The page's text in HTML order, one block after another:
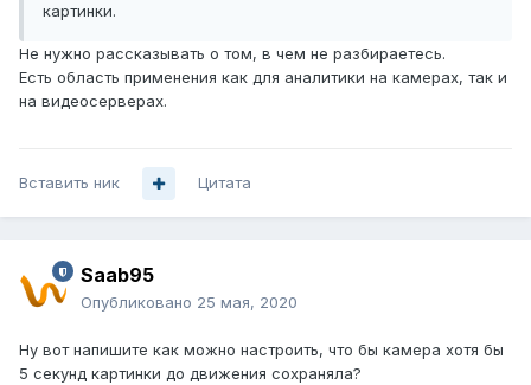
картинки.
Не нужно рассказывать о том, в чем не разбираетесь.
Есть область применения как для аналитики на камерах, так и
на видеосерверах.
Вставить ник Цитата
Saab95
Опубликовано 25 мая, 2020
Ну вот напишите как можно настроить, что бы камера хотя бы
5 секунд картинки до движения сохраняла?